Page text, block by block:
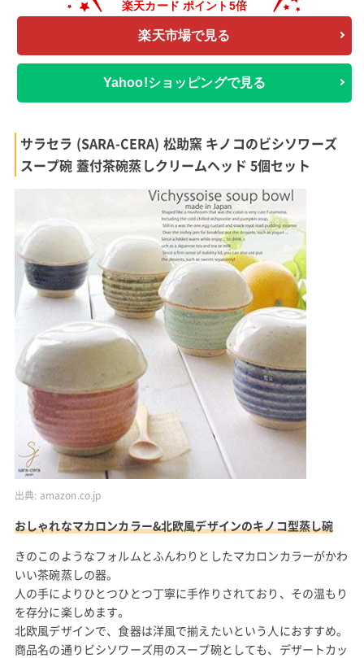
楽天市場で見る
Yahoo!ショッピングで見る
サラセラ (SARA-CERA) 松助窯 キノコのビシソワーズ
スープ碗 蓋付茶碗蒸しクリームヘッド 5個セット
出典: amazon.co.jp
おしゃれなマカロンカラー&北欧風デザインのキノコ型蒸し碗
きのこのようなフォルムとふんわりとしたマカロンカラーがかわ
いい茶碗蒸しの器。
人の手によりひとつひとつ丁寧に手作りされており、その温もり
を存分に楽しめます。
北欧風デザインで、食器は洋風で揃えたいという人におすすめ。
商品名の通りビシソワーズ用のスープ碗としても、デザートカッ